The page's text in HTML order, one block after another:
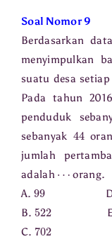
Soal Nomor 9
Berdasarkan
menyimpulkan
suatu desa
Pada tahun
penduduk
sebanyak
44
jumlah
adalah
orang.
A. 99
B. 522
C. 702